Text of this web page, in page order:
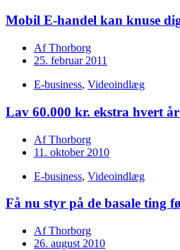
Mobil E-handel kan knuse
AfThorborg
25. februar 2011
E-business, Videoindlæg
Lav 60.000 kr. ekstra hvert
AfThorborg
11. oktober 2010
E-business, Videoindlæg
Få nu styr på de basale ting
AfThorborg
26. august 2010